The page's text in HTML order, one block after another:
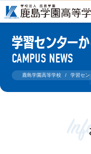
学習センター
CAMPUS NEWS
鹿島学園高等学校 学習セ